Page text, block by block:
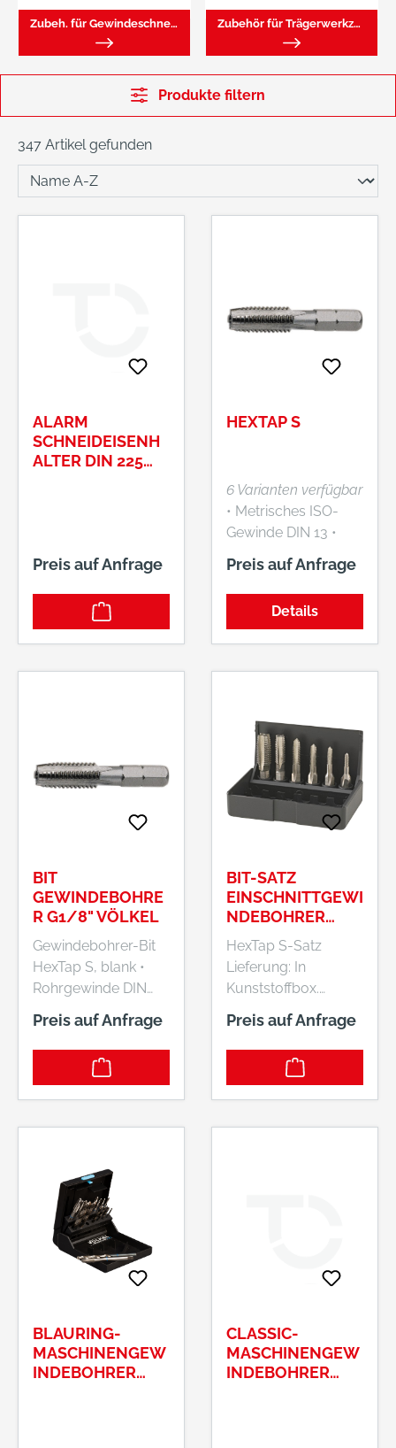
Zubeh. für Gewindeschneidwerkzeuge Zubehör für Trägerwerkzg. M. Gewindewp.
Produkte filtern
347 Artikel gefunden
ALARM
SCHNEIDEISENH
ALTER DIN 225
Preis auf Anfrage
HEXTAP S
6 Varianten verfügbar
• Metrisches ISO-
Gewinde DIN 13 •
HSS • Toleranz ISO 2
6H • Form D •
1/4"-6-kant-
Aufnahme
Preis auf Anfrage
Details
BIT
GEWINDEBOHRE
R G1/8" VÖLKEL
Gewindebohrer-Bit
HexTap S, blank •
Rohrgewinde DIN
ISO 228 • HSS-G •
Oberfläche blank •
1/4"-6-kant-Schaft
Hersteller: Völkel
+492191490112,
info@voelkel.com
Preis auf Anfrage
BIT-SATZ
EINSCHNITTGEWI
NDEBOHRER
HSSG M3-M10
VÖLKEL
HexTap S-Satz
Lieferung: In
Kunststoffbox.
Hersteller: Völkel
GmbH,
Morsbachtalstraße
20, 42855
Preis auf Anfrage
BLAURING-
MASCHINENGEW
INDEBOHRER
CLASSIC-
MASCHINENGEW
INDEBOHRER